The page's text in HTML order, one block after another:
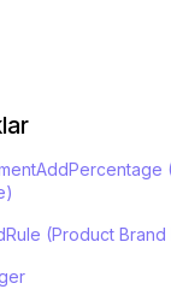
(Product Brand